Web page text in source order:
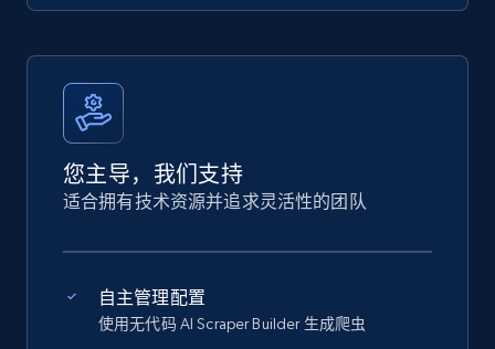
您主导，我们支持
适合拥有技术资源并追求灵活性的团队
自主管理配置
使用无代码 AI Scraper Builder 生成爬虫